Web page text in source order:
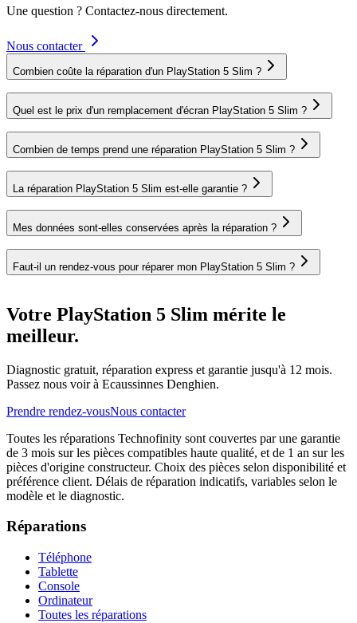
Une question ? Contactez-nous directement.
Nous contacter
Combien coûte la réparation d'un PlayStation 5 Slim ?
Quel est le prix d'un remplacement d'écran PlayStation 5 Slim ?
Combien de temps prend une réparation PlayStation 5 Slim ?
La réparation PlayStation 5 Slim est-elle garantie ?
Mes données sont-elles conservées après la réparation ?
Faut-il un rendez-vous pour réparer mon PlayStation 5 Slim ?
Votre PlayStation 5 Slim mérite le
meilleur.
Diagnostic gratuit, réparation express et garantie jusqu'à 12 mois.
Passez nous voir à Ecaussinnes Denghien.
Prendre rendez-vousNous contacter
Toutes les réparations Technofinity sont couvertes par une garantie
de 3 mois sur les pièces compatibles haute qualité, et de 1 an sur les
pièces d'origine constructeur. Choix des pièces selon disponibilité et
préférence client. Délais de réparation indicatifs, variables selon le
modèle et le diagnostic.
Réparations
Téléphone
Tablette
Console
Ordinateur
Toutes les réparations